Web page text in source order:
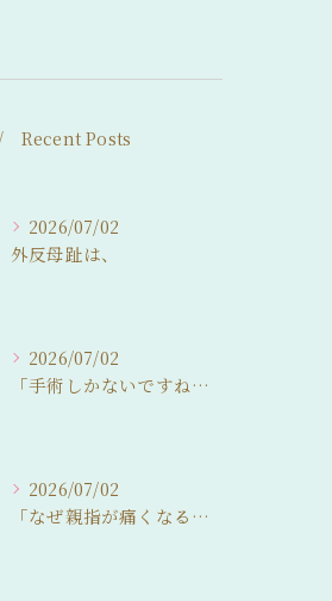
Recent Posts
2026/07/02
外反母趾は、
2026/07/02
「手術しかないですね…」
2026/07/02
「なぜ親指が痛くなるの？」